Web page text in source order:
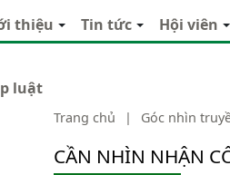
thiệu Tin tức Hội viên
luật
Trang chủ | Góc nhìn
CẦN NHÌN NHẬN